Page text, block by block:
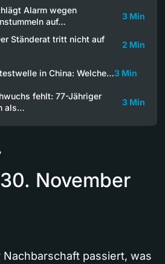
Alarm wegen
auf…
3 Min
Ständerat tritt nicht auf
2 Min
in China: Welche…3 Min
fehlt: 77-Jähriger
als…
3 Min
November
passiert, was